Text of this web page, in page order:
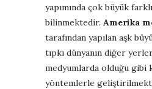
yapımında çok büyük
bilinmektedir. Amerika
tarafından yapılan aşk
tıpkı dünyanın diğer
medyumlarda olduğu gibi
yöntemlerle